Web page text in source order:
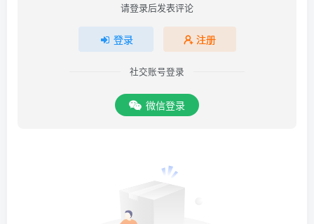
请登录后发表评论
登录 注册
社交账号登录
微信登录